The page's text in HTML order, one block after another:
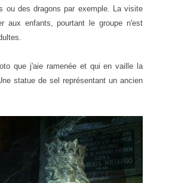
ou des dragons par exemple. La visite
aux enfants, pourtant le groupe n'est
que j'aie ramenée et qui en vaille la
statue de sel représentant un ancien